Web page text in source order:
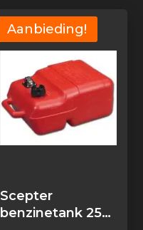
Aanbieding!
Scepter
benzinetank 25